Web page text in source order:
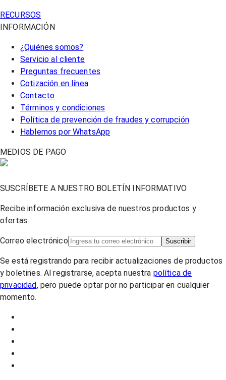
RECURSOS
INFORMACIÓN
¿Quiénes somos?
Servicio al cliente
Preguntas frecuentes
Cotización en línea
Contacto
Términos y condiciones
Política de prevención de fraudes y corrupción
Hablemos por WhatsApp
MEDIOS DE PAGO
SUSCRÍBETE A NUESTRO BOLETÍN INFORMATIVO
Recibe información exclusiva de nuestros productos y
ofertas.
Correo electrónico Suscribir
Se está registrando para recibir actualizaciones de productos
y boletines. Al registrarse, acepta nuestra política de
privacidad, pero puede optar por no participar en cualquier
momento.